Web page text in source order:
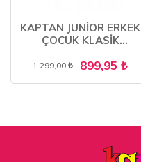
KAPTAN JUNİOR ERKEK
ÇOCUK KLASİK
1.299,00 899,95